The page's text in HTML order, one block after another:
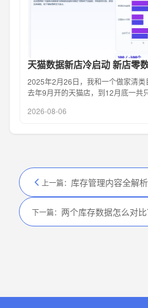
天猫数据新店冷启动 新店零
2025年2月26日，我和一个做家清
去年9月开的天猫店，到12月底一共
2026-08-06
上一篇： 库存管理内容全解析：从采购
下一篇： 两个库存数据怎么对比？快